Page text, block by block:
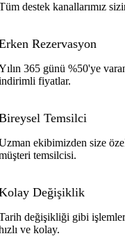
destek kanallarımız
Rezervasyon
365 günü %50'ye
fiyatlar.
Temsilci
ekibimizden size
temsilcisi.
Değişiklik
değişikliği gibi işlemler
ve kolay.